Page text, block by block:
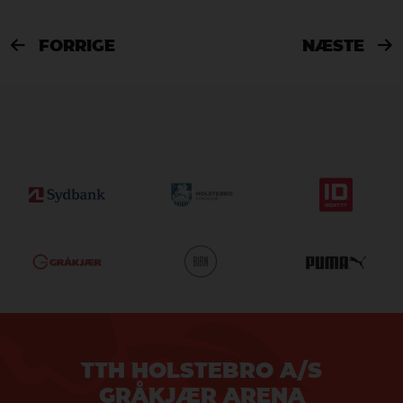
 FORRIGE NÆSTE 
TTH HOLSTEBRO A/S
GRÅKJÆR ARENA